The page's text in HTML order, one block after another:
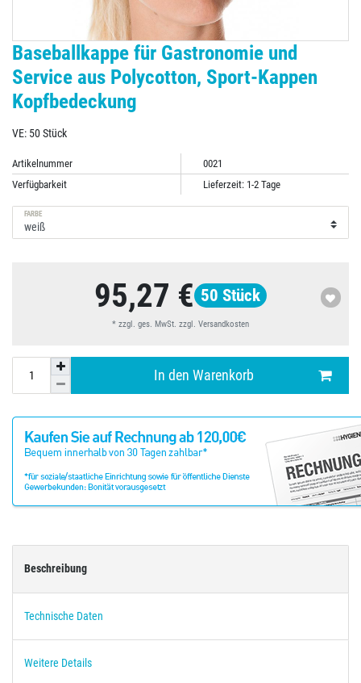
Baseballkappe für Gastronomie und
Service aus Polycotton, Sport-Kappen
Kopfbedeckung
VE: 50 Stück
Artikelnummer
0021
Verfügbarkeit
Lieferzeit: 1-2 Tage
FARBE
95,27 € 50 Stück
* zzgl. ges. MwSt. zzgl. Versandkosten
In den Warenkorb
Beschreibung
Technische Daten
Weitere Details